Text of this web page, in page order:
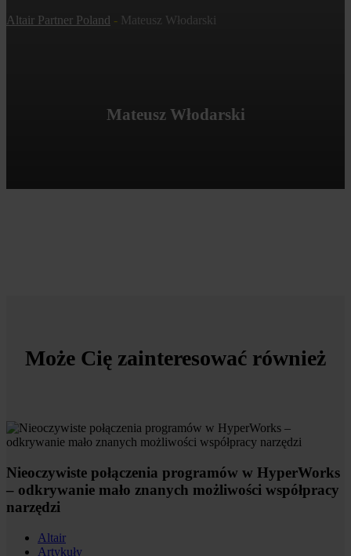
Altair Partner Poland - Mateusz Włodarski
Mateusz Włodarski
Może Cię zainteresować również
Nieoczywiste połączenia programów w HyperWorks
– odkrywanie mało znanych możliwości współpracy
narzędzi
Altair
Artykuły